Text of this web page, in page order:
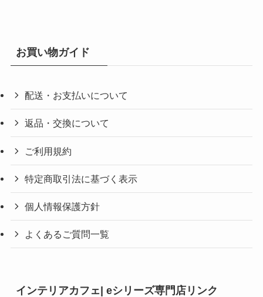
お買い物ガイド
配送・お支払いについて
返品・交換について
ご利用規約
特定商取引法に基づく表示
個人情報保護方針
よくあるご質問一覧
インテリアカフェ| eシリーズ専門店リンク